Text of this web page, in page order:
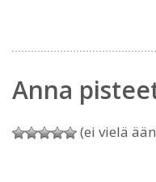
Anna
(ei vielä